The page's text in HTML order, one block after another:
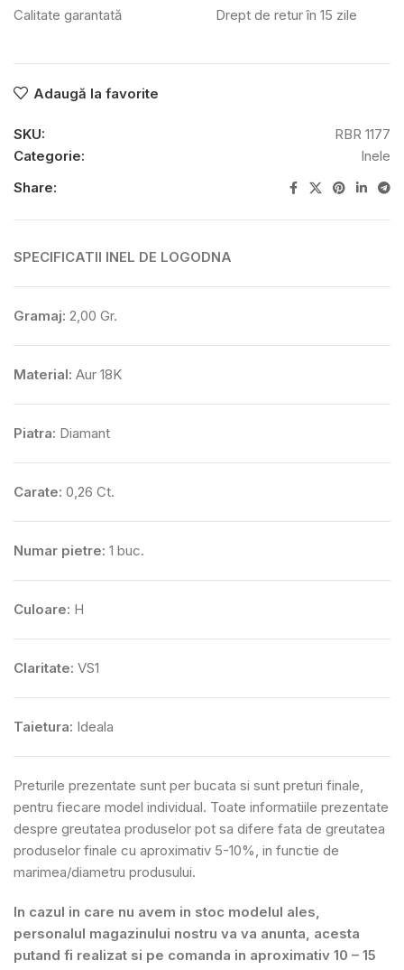
Calitate garantată Drept de retur în 15 zile
Adaugă la favorite
SKU:
RBR 1177
Categorie:
Inele
Share:
SPECIFICATII INEL DE LOGODNA
Gramaj: 2,00 Gr.
Material: Aur 18K
Piatra: Diamant
Carate: 0,26 Ct.
Numar pietre: 1 buc.
Culoare: H
Claritate: VS1
Taietura: Ideala
Preturile prezentate sunt per bucata si sunt preturi finale,
pentru fiecare model individual. Toate informatiile prezentate
despre greutatea produselor pot sa difere fata de greutatea
produselor finale cu aproximativ 5-10%, in functie de
marimea/diametru produsului.
In cazul in care nu avem in stoc modelul ales,
personalul magazinului nostru va va anunta, acesta
putand fi realizat si pe comanda in aproximativ 10 – 15